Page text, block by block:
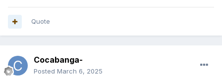
Quote
Cocabanga-
Posted March 6, 2025